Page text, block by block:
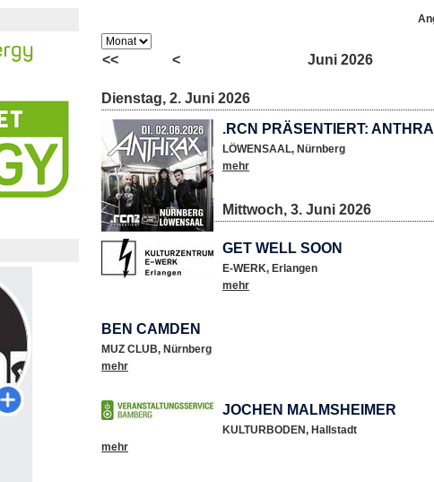
<< < Juni 2026
Dienstag, 2. Juni 2026
.RCN PRÄSENTIERT:
LÖWENSAAL, Nürnberg
mehr
Mittwoch, 3. Juni 2026
GET WELL SOON
E-WERK, Erlangen
mehr
BEN CAMDEN
MUZ CLUB, Nürnberg
mehr
JOCHEN MALMSHEIMER
KULTURBODEN, Hallstadt
mehr